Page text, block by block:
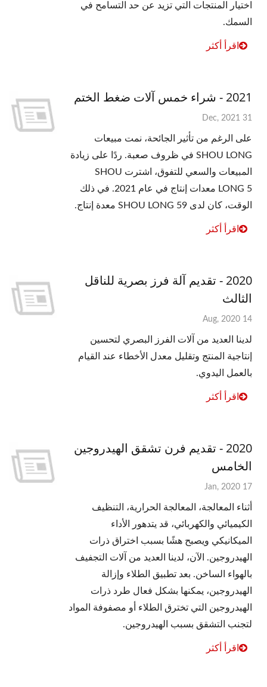
اختيار المنتجات التي تزيد عن حد التسامح في
السمك.
اقرأ أكثر
2021 - شراء خمس آلات ضغط الختم
31 Dec, 2021
على الرغم من تأثير الجائحة، نمت مبيعات
SHOU LONG في ظروف صعبة. ردًا على زيادة
المبيعات والسعي للتفوق، اشترت SHOU
LONG 5 معدات إنتاج في عام 2021. في ذلك
الوقت، كان لدى SHOU LONG 59 معدة إنتاج.
اقرأ أكثر
2020 - تقديم آلة فرز بصرية للناقل
الثالث
14 Aug, 2020
لدينا العديد من آلات الفرز البصري لتحسين
إنتاجية المنتج وتقليل معدل الأخطاء عند القيام
بالعمل اليدوي.
اقرأ أكثر
2020 - تقديم فرن تشقق الهيدروجين
الخامس
17 Jan, 2020
أثناء المعالجة، المعالجة الحرارية، التنظيف
الكيميائي والكهربائي، قد يتدهور الأداء
الميكانيكي ويصبح هشًا بسبب اختراق ذرات
الهيدروجين. الآن، لدينا العديد من آلات التجفيف
بالهواء الساخن. بعد تطبيق الطلاء وإزالة
الهيدروجين، يمكنها بشكل فعال طرد ذرات
الهيدروجين التي تخترق الطلاء أو مصفوفة المواد
لتجنب التشقق بسبب الهيدروجين.
اقرأ أكثر